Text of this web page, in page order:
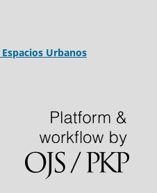
Urbanos